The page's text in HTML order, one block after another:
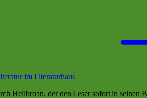
im Literaturhaus
Heilbronn, der den Leser sofort in seinen